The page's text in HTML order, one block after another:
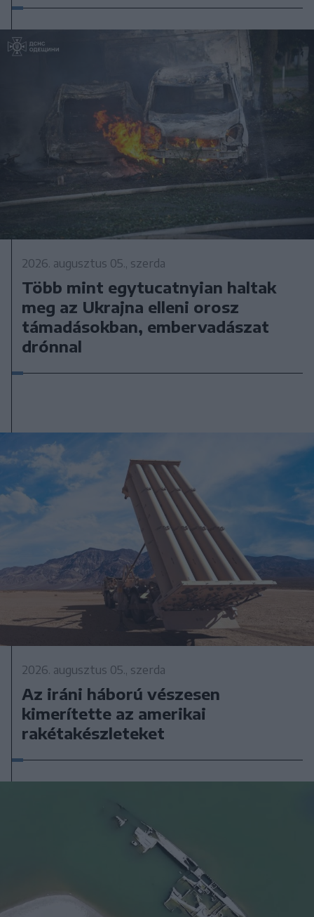
2026. augusztus 05., szerda
Több mint egytucatnyian haltak
meg az Ukrajna elleni orosz
támadásokban, embervadászat
drónnal
2026. augusztus 05., szerda
Az iráni háború vészesen
kimerítette az amerikai
rakétakészleteket